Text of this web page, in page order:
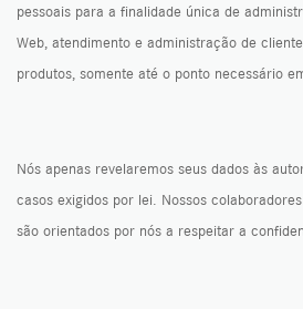
pessoais para a finalidade única de
Web, atendimento e administração de
produtos, somente até o ponto necessário
Nós apenas revelaremos seus dados às
casos exigidos por lei. Nossos
são orientados por nós a respeitar a